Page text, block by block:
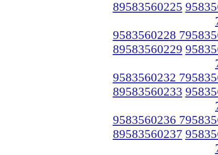
89583560225
9583560228
89583560229
9583560232
89583560233
9583560236
89583560237